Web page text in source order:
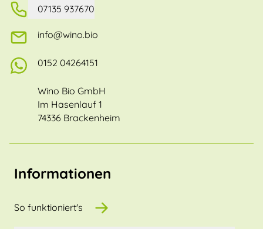
07135 937670
info@wino.bio
0152 04264151
Wino Bio GmbH
Im Hasenlauf 1
74336 Brackenheim
Informationen
So funktioniert's